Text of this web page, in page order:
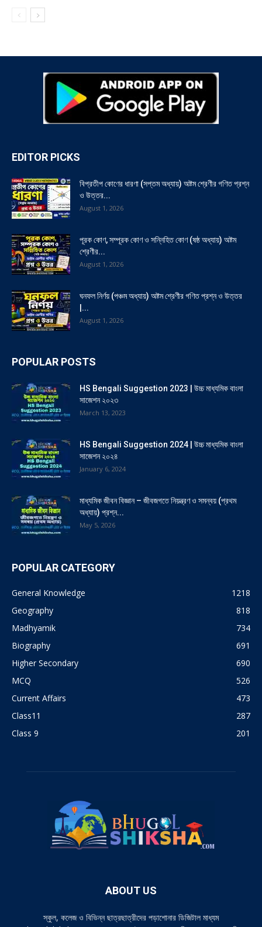
EDITOR PICKS
বিপ্রতীপ কোণের ধারণা (সপ্তম অধ্যায়) অষ্টম শ্রেণীর গণিত প্রশ্ন
ও উত্তর...
August 1, 2026
পূরক কোণ, সম্পূরক কোণ ও সন্নিহিত কোণ (ষষ্ঠ অধ্যায়) অষ্টম
শ্রেণীর...
August 1, 2026
ঘনফল নির্ণয় (পঞ্চম অধ্যায়) অষ্টম শ্রেণীর গণিত প্রশ্ন ও উত্তর
|...
August 1, 2026
POPULAR POSTS
HS Bengali Suggestion 2023 | উচ্চ মাধ্যমিক বাংলা
সাজেশন ২০২৩
March 13, 2023
HS Bengali Suggestion 2024 | উচ্চ মাধ্যমিক বাংলা
সাজেশন ২০২৪
January 6, 2024
মাধ্যমিক জীবন বিজ্ঞান – জীবজগতে নিয়ন্ত্রণ ও সমন্বয় (প্রথম
অধ্যায়) প্রশ্ন...
May 5, 2026
POPULAR CATEGORY
General Knowledge
1218
Geography
818
Madhyamik
734
Biography
691
Higher Secondary
690
MCQ
526
Current Affairs
473
Class11
287
Class 9
201
ABOUT US
স্কুল, কলেজ ও বিভিন্ন ছাত্রছাত্রীদের পড়াশোনার ডিজিটাল মাধ্যম